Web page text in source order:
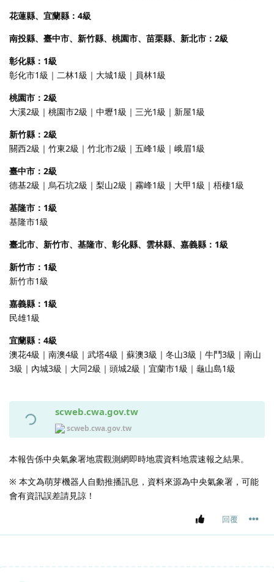
花蓮縣、宜蘭縣：4級
南投縣、臺中市、新竹縣、桃園市、苗栗縣、新北市：2級
彰化縣：1級
彰化市1級｜二林1級｜大城1級｜員林1級
桃園市：2級
大溪2級｜桃園市2級｜中壢1級｜三光1級｜新屋1級
新竹縣：2級
關西2級｜竹東2級｜竹北市2級｜五峰1級｜峨眉1級
臺中市：2級
德基2級｜烏石坑2級｜梨山2級｜霧峰1級｜大甲1級｜梧棲1級
基隆市：1級
基隆市1級
臺北市、新竹市、基隆市、彰化縣、雲林縣、嘉義縣：1級
新竹市：1級
新竹市1級
嘉義縣：1級
民雄1級
宜蘭縣：4級
澳花4級｜南澳4級｜武塔4級｜蘇澳3級｜冬山3級｜牛鬥3級｜南山
3級｜內城3級｜大同2級｜頭城2級｜宜蘭市1級｜龜山島1級
scweb.cwa.gov.tw
scweb.cwa.gov.tw
本報告係中央氣象署地震觀測網即時地震資料地震速報之結果。
※ 本文為萌芽機器人自動推播訊息，資料來源為中央氣象署，可能
會有資訊誤差請見諒！
回覆